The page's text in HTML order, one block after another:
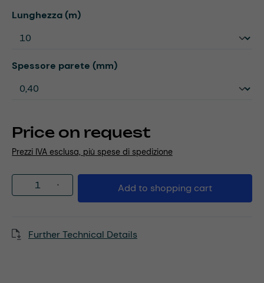
Price on request
Prezzi IVA esclusa, più spese di spedizione
Select
Lunghezza (m)
Select
Spessore parete (mm)
Product Quantity: Enter the desired
Add to shopping cart
Further Technical Details